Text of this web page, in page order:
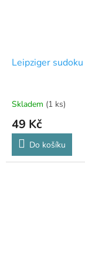
Leipziger sudoku
Skladem (1 ks)
49 Kč
Do košíku